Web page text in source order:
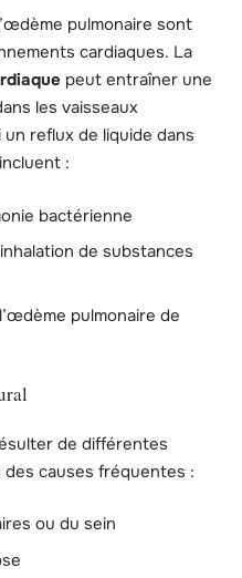
pulmonaire sont
cardiaques. La
peut entraîner une
les vaisseaux
reflux de liquide dans
:
bactérienne
de substances
pulmonaire de
de différentes
des causes fréquentes :
ou du sein